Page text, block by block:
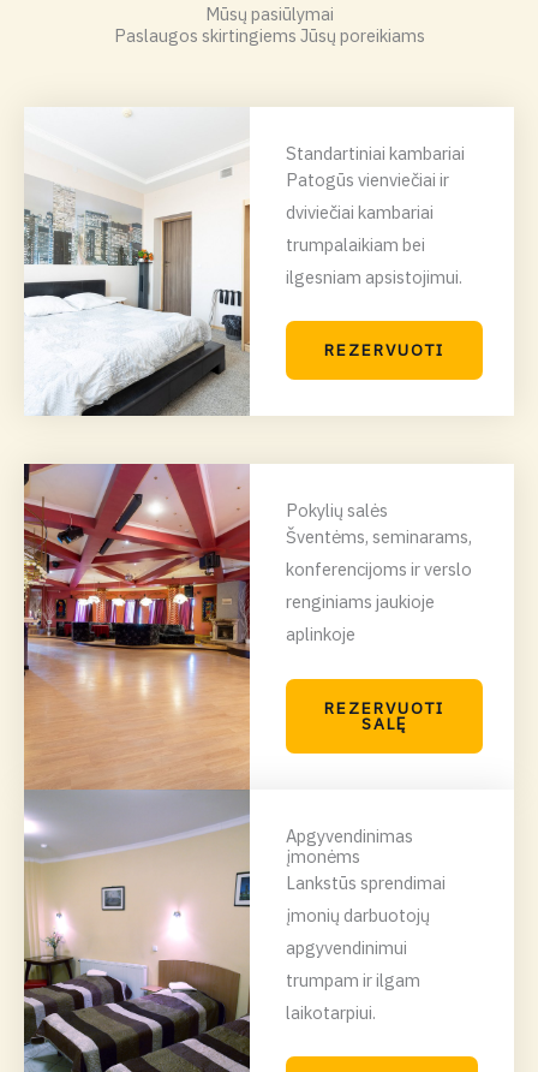
Mūsų pasiūlymai
Paslaugos skirtingiems Jūsų poreikiams
Standartiniai kambariai
Patogūs vienviečiai ir
dviviečiai kambariai
trumpalaikiam bei
ilgesniam apsistojimui.
REZERVUOTI
Pokylių salės
Šventėms, seminarams,
konferencijoms ir verslo
renginiams jaukioje
aplinkoje
REZERVUOTI
SALĘ
Apgyvendinimas
įmonėms
Lankstūs sprendimai
įmonių darbuotojų
apgyvendinimui
trumpam ir ilgam
laikotarpiui.